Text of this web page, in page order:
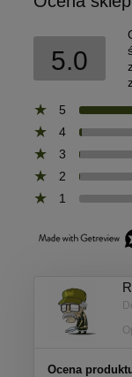
5.0
5
4
3
2
1
Ocena